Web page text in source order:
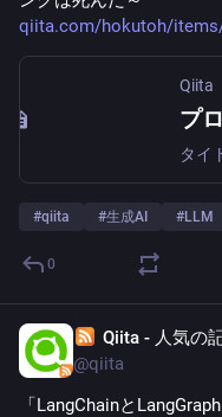
qiita.com/hokutoh/
Qiita
#qiita #生成AI #LLM
0
Qiita - 人気の
@qiita
「LangChainと